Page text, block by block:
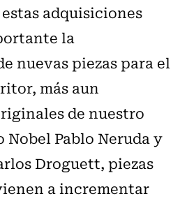
adquisiciones
la
nuevas piezas para el
más aun
de nuestro
Nobel Pablo Neruda y
Droguett, piezas
a incrementar